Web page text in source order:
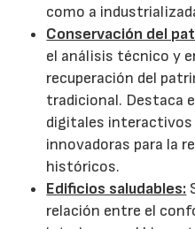
como a
Conservación del
el análisis técnico y
recuperación del
tradicional. Destaca
digitales
innovadoras para la
históricos.
Edificios saludables:
relación entre el